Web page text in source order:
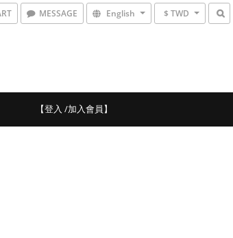
MESSAGE English $ TWD
【登入 /加入會員】